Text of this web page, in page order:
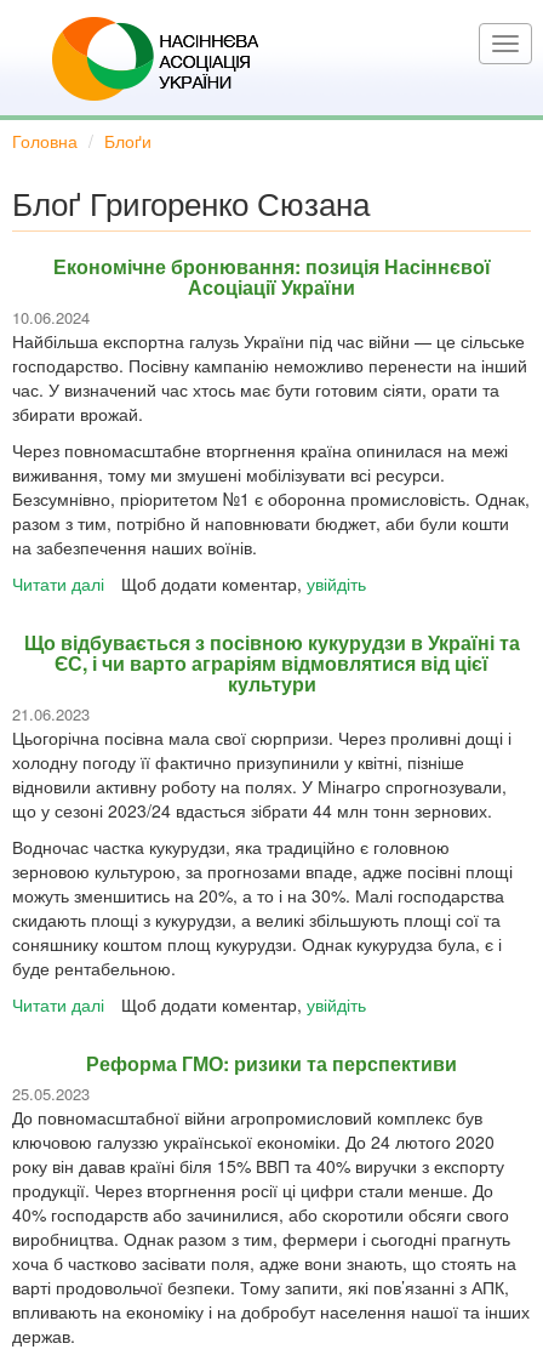
основного
Головна Блоґи
Блоґ Григоренко Сюзана
Економічне бронювання: позиція Насіннєвої
Асоціації України
10.06.2024
Найбільша експортна галузь України під час війни — це сільське
господарство. Посівну кампанію неможливо перенести на інший
час. У визначений час хтось має бути готовим сіяти, орати та
збирати врожай.
Через повномасштабне вторгнення країна опинилася на межі
виживання, тому ми змушені мобілізувати всі ресурси.
Безсумнівно, пріоритетом №1 є оборонна промисловість. Однак,
разом з тим, потрібно й наповнювати бюджет, аби були кошти
на забезпечення наших воїнів.
Читати далі про
позиція
Насіннєвої
України
Щоб додати коментар, увійдіть
Що відбувається з посівною кукурудзи в Україні та
ЄС, і чи варто аграріям відмовлятися від цієї
культури
21.06.2023
Цьогорічна посівна мала свої сюрпризи. Через проливні дощі і
холодну погоду її фактично призупинили у квітні, пізніше
відновили активну роботу на полях. У Мінагро спрогнозували,
що у сезоні 2023/24 вдасться зібрати 44 млн тонн зернових.
Водночас частка кукурудзи, яка традиційно є головною
зерновою культурою, за прогнозами впаде, адже посівні площі
можуть зменшитись на 20%, а то і на 30%. Малі господарства
скидають площі з кукурудзи, а великі збільшують площі сої та
соняшнику коштом площ кукурудзи. Однак кукурудза була, є і
буде рентабельною.
Читати далі про
відбувається
з
кукурудзи
в
Україні
та
ЄС,
і
чи
варто
аграріям
Щоб додати коментар, увійдіть
Реформа ГМО: ризики та перспективи
25.05.2023
До повномасштабної війни агропромисловий комплекс був
ключовою галуззю української економіки. До 24 лютого 2020
року він давав країні біля 15% ВВП та 40% виручки з експорту
продукції. Через вторгнення росії ці цифри стали менше. До
40% господарств або зачинилися, або скоротили обсяги свого
виробництва. Однак разом з тим, фермери і сьогодні прагнуть
хоча б частково засівати поля, адже вони знають, що стоять на
варті продовольчої безпеки. Тому запити, які пов’язанні з АПК,
впливають на економіку і на добробут населення нашої та інших
держав.